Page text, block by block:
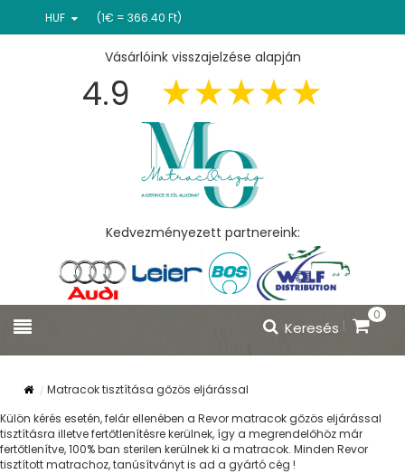
HUF (1€ = 366.40 Ft)
Vásárlóink visszajelzése alapján
4.9
Kedvezményezett partnereink:
0
Keresés
Matracok tisztítása gőzös eljárással
Külön kérés esetén, felár ellenében a Revor matracok gőzös eljárással
tisztításra illetve fertőtlenítésre kerülnek, így a megrendelőhöz már
fertőtlenítve, 100% ban sterilen kerülnek ki a matracok. Minden Revor
tisztított matrachoz, tanúsítványt is ad a gyártó cég !